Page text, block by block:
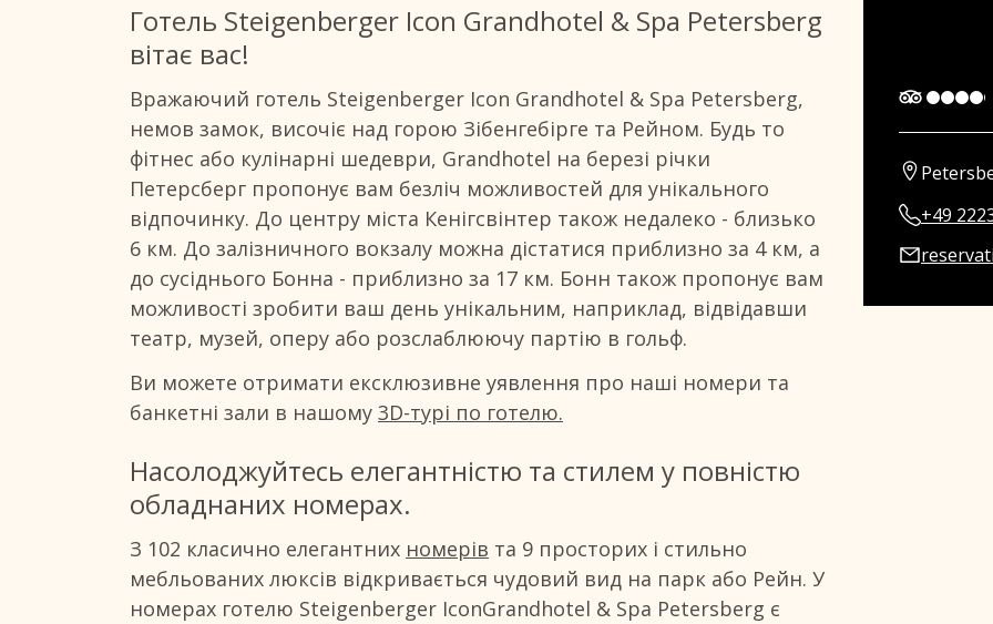
Готель Steigenberger Icon Grandhotel & Spa Petersberg
вітає вас!
Вражаючий готель Steigenberger Icon Grandhotel & Spa Petersberg,
немов замок, височіє над горою Зібенгебірге та Рейном. Будь то
фітнес або кулінарні шедеври, Grandhotel на березі річки
Петерсберг пропонує вам безліч можливостей для унікального
відпочинку. До центру міста Кенігсвінтер також недалеко - близько
6 км. До залізничного вокзалу можна дістатися приблизно за 4 км, а
до сусіднього Бонна - приблизно за 17 км. Бонн також пропонує вам
можливості зробити ваш день унікальним, наприклад, відвідавши
театр, музей, оперу або розслаблюючу партію в гольф.
Ви можете отримати ексклюзивне уявлення про наші номери та
банкетні зали в нашому 3D-турі по готелю.
Насолоджуйтесь елегантністю та стилем у повністю
обладнаних номерах.
З 102 класично елегантних номерів та 9 просторих і стильно
мебльованих люксів відкривається чудовий вид на парк або Рейн. У
номерах готелю Steigenberger IconGrandhotel & Spa Petersberg є
+49